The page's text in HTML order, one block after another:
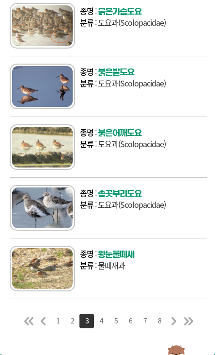
종명 :붉은가슴도요
분류: 도요과(Scolopacidae)
종명 :붉은발도요
분류: 도요과(Scolopacidae)
종명 :붉은어깨도요
분류: 도요과(Scolopacidae)
종명 :송곳부리도요
분류: 도요과(Scolopacidae)
종명 :왕눈물떼새
분류: 물떼새과
1 2 3 4 5 6 7 8